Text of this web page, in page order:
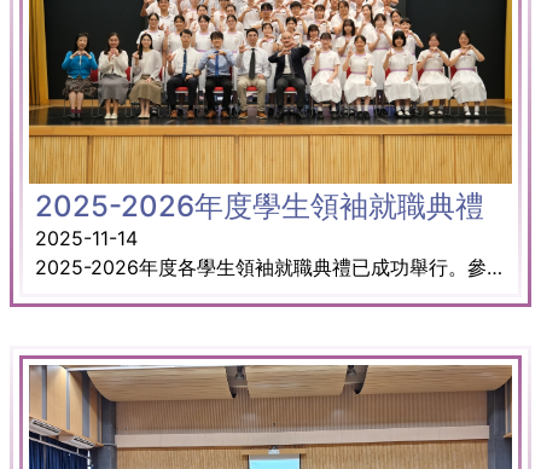
2025-2026年度學生領袖就職典禮
2025-11-14
2025-2026年度各學生領袖就職典禮已成功舉行。參與者包括風紀、學生輔導員、學生圖書館管理員、團契、學會和公益少年團。黃校長在致詞時分享了有關「思維、熱誠和能力」 的課題。每位學生領袖對此任命深感的榮幸，並承諾在本學年竭誠為學校及同學服務。